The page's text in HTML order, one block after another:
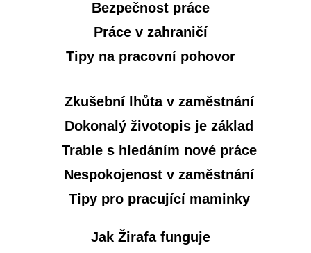
Bezpečnost práce
Práce v zahraničí
Tipy na pracovní pohovor
Zkušební lhůta v zaměstnání
Dokonalý životopis je základ
Trable s hledáním nové práce
Nespokojenost v zaměstnání
Tipy pro pracující maminky
Jak Žirafa funguje